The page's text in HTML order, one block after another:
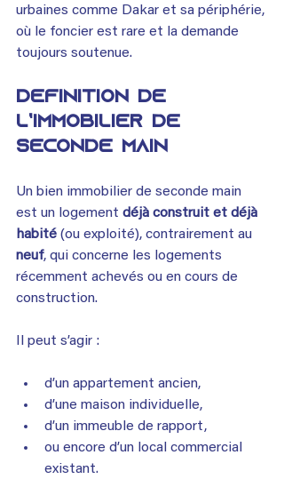
urbaines comme Dakar et sa périphérie,
où le foncier est rare et la demande
toujours soutenue.
Définition de
l’immobilier de
seconde main
Un bien immobilier de seconde main
est un logement déjà construit et déjà
habité (ou exploité), contrairement au
neuf, qui concerne les logements
récemment achevés ou en cours de
construction.
Il peut s’agir :
d’un appartement ancien,
d’une maison individuelle,
d’un immeuble de rapport,
ou encore d’un local commercial
existant.